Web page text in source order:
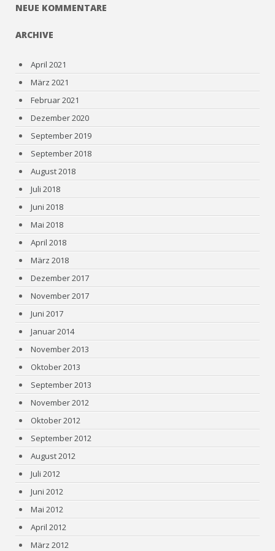
NEUE KOMMENTARE
ARCHIVE
April 2021
März 2021
Februar 2021
Dezember 2020
September 2019
September 2018
August 2018
Juli 2018
Juni 2018
Mai 2018
April 2018
März 2018
Dezember 2017
November 2017
Juni 2017
Januar 2014
November 2013
Oktober 2013
September 2013
November 2012
Oktober 2012
September 2012
August 2012
Juli 2012
Juni 2012
Mai 2012
April 2012
März 2012